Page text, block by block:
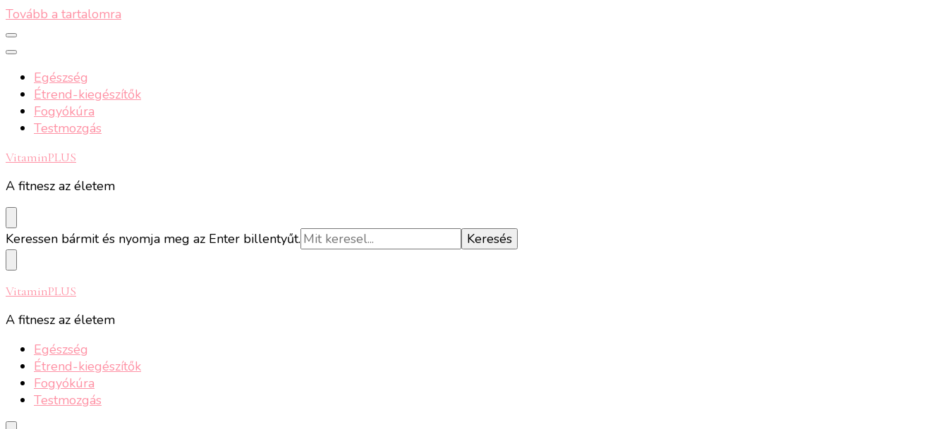
Tovább a tartalomra
Egészség
Étrend-kiegészítők
Fogyókúra
Testmozgás
VitaminPLUS
A fitnesz az életem
Keresel
valamit?
Keressen bármit és nyomja meg az Enter billentyűt.
VitaminPLUS
A fitnesz az életem
Egészség
Étrend-kiegészítők
Fogyókúra
Testmozgás